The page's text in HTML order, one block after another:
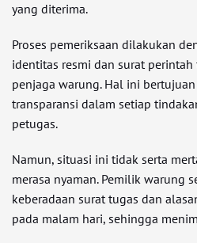
yang diterima.
Proses pemeriksaan dilakukan
identitas resmi dan surat
penjaga warung. Hal ini
transparansi dalam setiap
petugas.
Namun, situasi ini tidak serta
merasa nyaman. Pemilik warung
keberadaan surat tugas dan
pada malam hari, sehingga